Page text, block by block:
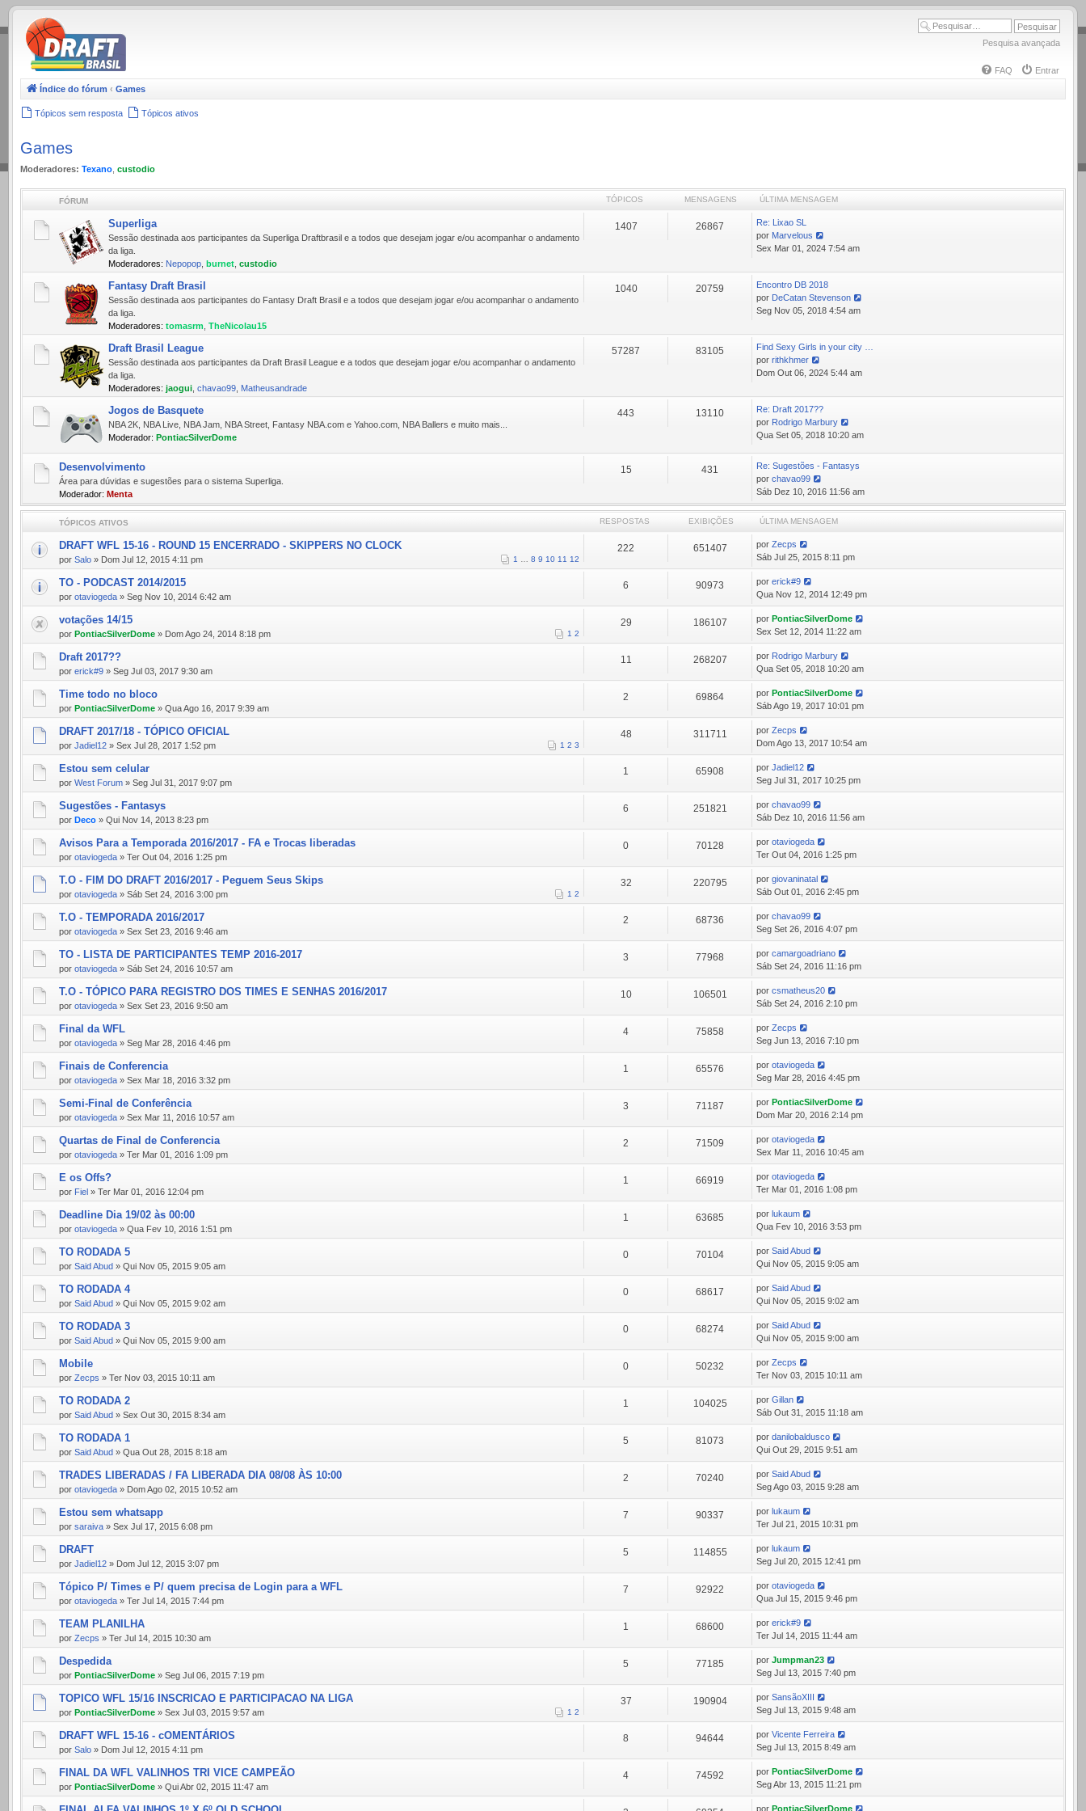
.
Pesquisa avançada
FAQ
Entrar
Índice do fórum ‹ Games
Tópicos sem resposta Tópicos ativos
Games
Moderadores: Texano custodio
FÓRUM TÓPICOS MENSAGENS ÚLTIMA MENSAGEM
Superliga
Sessão destinada aos participantes da Superliga Draftbrasil e a todos que desejam jogar e/ou acompanhar o andamento
da liga.
Moderadores: Nepopop burnet custodio
1407 26867
Re: Lixao SL
por Marvelous
Ver
mensagem
Sex Mar 01, 2024 7:54 am
Fantasy Draft Brasil
Sessão destinada aos participantes do Fantasy Draft Brasil e a todos que desejam jogar e/ou acompanhar o andamento
da liga.
Moderadores: tomasrm TheNicolau15
1040 20759
Encontro DB 2018
por DeCatan Stevenson
Ver
mensagem
Seg Nov 05, 2018 4:54 am
Draft Brasil League
Sessão destinada aos participantes da Draft Brasil League e a todos que desejam jogar e/ou acompanhar o andamento
da liga.
Moderadores: jaogui chavao99 Matheusandrade
57287 83105
Find Sexy Girls in your city …
porrithkhmer
Ver
mensagem
Dom Out 06, 2024 5:44 am
Jogos de Basquete
NBA 2K, NBA Live, NBA Jam, NBA Street, Fantasy NBA.com e Yahoo.com, NBA Ballers e muito mais...
Moderador: PontiacSilverDome
443 13110
Re: Draft 2017??
por Rodrigo Marbury
Ver
mensagem
Qua Set 05, 2018 10:20 am
Desenvolvimento
Área para dúvidas e sugestões para o sistema Superliga.
Moderador: Menta
15 431
Re: Sugestões - Fantasys
porchavao99
Ver
última
mensagem
Sáb Dez 10, 2016 11:56 am
TÓPICOS ATIVOS RESPOSTAS EXIBIÇÕES ÚLTIMA MENSAGEM
DRAFT WFL 15-16 - ROUND 15 ENCERRADO - SKIPPERS NO CLOCK
por Salo » Dom Jul 12, 2015 4:11 pm 1 8 9 10 11 12
222 651407 porZecps
Sáb Jul 25, 2015 8:11 pm
TO - PODCAST 2014/2015
por otaviogeda » Seg Nov 10, 2014 6:42 am
6 90973 porerick#9
Qua Nov 12, 2014 12:49 pm
votações 14/15
por PontiacSilverDome » Dom Ago 24, 2014 8:18 pm 1 2
29 186107 porPontiacSilverDome
Sex Set 12, 2014 11:22 am
Draft 2017??
por erick#9 » Seg Jul 03, 2017 9:30 am
11 268207 por Rodrigo Marbury
Qua Set 05, 2018 10:20 am
Time todo no bloco
por PontiacSilverDome » Qua Ago 16, 2017 9:39 am
2 69864 porPontiacSilverDome
Sáb Ago 19, 2017 10:01 pm
DRAFT 2017/18 - TÓPICO OFICIAL
por Jadiel12 » Sex Jul 28, 2017 1:52 pm 1 2 3
48 311711 porZecps
Dom Ago 13, 2017 10:54 am
Estou sem celular
por West Forum » Seg Jul 31, 2017 9:07 pm
1 65908 porJadiel12
Seg Jul 31, 2017 10:25 pm
Sugestões - Fantasys
por Deco » Qui Nov 14, 2013 8:23 pm
6 251821 porchavao99
Sáb Dez 10, 2016 11:56 am
Avisos Para a Temporada 2016/2017 - FA e Trocas liberadas
por otaviogeda » Ter Out 04, 2016 1:25 pm
0 70128 porotaviogeda
Ter Out 04, 2016 1:25 pm
T.O - FIM DO DRAFT 2016/2017 - Peguem Seus Skips
por otaviogeda » Sáb Set 24, 2016 3:00 pm 1 2
32 220795 porgiovaninatal
Sáb Out 01, 2016 2:45 pm
T.O - TEMPORADA 2016/2017
por otaviogeda » Sex Set 23, 2016 9:46 am
2 68736 porchavao99
Seg Set 26, 2016 4:07 pm
TO - LISTA DE PARTICIPANTES TEMP 2016-2017
por otaviogeda » Sáb Set 24, 2016 10:57 am
3 77968 porcamargoadriano
Sáb Set 24, 2016 11:16 pm
T.O - TÓPICO PARA REGISTRO DOS TIMES E SENHAS 2016/2017
por otaviogeda » Sex Set 23, 2016 9:50 am
10 106501 porcsmatheus20
Sáb Set 24, 2016 2:10 pm
Final da WFL
por otaviogeda » Seg Mar 28, 2016 4:46 pm
4 75858 porZecps
Seg Jun 13, 2016 7:10 pm
Finais de Conferencia
por otaviogeda » Sex Mar 18, 2016 3:32 pm
1 65576 porotaviogeda
Seg Mar 28, 2016 4:45 pm
Semi-Final de Conferência
por otaviogeda » Sex Mar 11, 2016 10:57 am
3 71187 porPontiacSilverDome
Dom Mar 20, 2016 2:14 pm
Quartas de Final de Conferencia
por otaviogeda » Ter Mar 01, 2016 1:09 pm
2 71509 porotaviogeda
Sex Mar 11, 2016 10:45 am
E os Offs?
por Fiel » Ter Mar 01, 2016 12:04 pm
1 66919 porotaviogeda
Ter Mar 01, 2016 1:08 pm
Deadline Dia 19/02 às 00:00
por otaviogeda » Qua Fev 10, 2016 1:51 pm
1 63685 porlukaum
Qua Fev 10, 2016 3:53 pm
TO RODADA 5
por Said Abud » Qui Nov 05, 2015 9:05 am
0 70104 porSaid Abud
Qui Nov 05, 2015 9:05 am
TO RODADA 4
por Said Abud » Qui Nov 05, 2015 9:02 am
0 68617 porSaid Abud
Qui Nov 05, 2015 9:02 am
TO RODADA 3
por Said Abud » Qui Nov 05, 2015 9:00 am
0 68274 porSaid Abud
Qui Nov 05, 2015 9:00 am
Mobile
por Zecps » Ter Nov 03, 2015 10:11 am
0 50232 porZecps
Ter Nov 03, 2015 10:11 am
TO RODADA 2
por Said Abud » Sex Out 30, 2015 8:34 am
1 104025 porGillan
Sáb Out 31, 2015 11:18 am
TO RODADA 1
por Said Abud » Qua Out 28, 2015 8:18 am
5 81073 pordanilobaldusco
Qui Out 29, 2015 9:51 am
TRADES LIBERADAS / FA LIBERADA DIA 08/08 ÀS 10:00
por otaviogeda » Dom Ago 02, 2015 10:52 am
2 70240 porSaid Abud
Seg Ago 03, 2015 9:28 am
Estou sem whatsapp
por saraiva » Sex Jul 17, 2015 6:08 pm
7 90337 porlukaum
Ter Jul 21, 2015 10:31 pm
DRAFT
por Jadiel12 » Dom Jul 12, 2015 3:07 pm
5 114855 porlukaum
Seg Jul 20, 2015 12:41 pm
Tópico P/ Times e P/ quem precisa de Login para a WFL
por otaviogeda » Ter Jul 14, 2015 7:44 pm
7 92922 porotaviogeda
Qua Jul 15, 2015 9:46 pm
TEAM PLANILHA
por Zecps » Ter Jul 14, 2015 10:30 am
1 68600 porerick#9
Ter Jul 14, 2015 11:44 am
Despedida
por PontiacSilverDome » Seg Jul 06, 2015 7:19 pm
5 77185 porJumpman23
Seg Jul 13, 2015 7:40 pm
TOPICO WFL 15/16 INSCRICAO E PARTICIPACAO NA LIGA
por PontiacSilverDome » Sex Jul 03, 2015 9:57 am 1 2
37 190904 porSansãoXIII
Seg Jul 13, 2015 9:48 am
DRAFT WFL 15-16 - cOMENTÁRIOS
por Salo » Dom Jul 12, 2015 4:11 pm
8 94644 porVicente Ferreira
Seg Jul 13, 2015 8:49 am
FINAL DA WFL VALINHOS TRI VICE CAMPEÃO
por PontiacSilverDome » Qui Abr 02, 2015 11:47 am
4 74592 porPontiacSilverDome
Seg Abr 13, 2015 11:21 pm
porPontiacSilverDome